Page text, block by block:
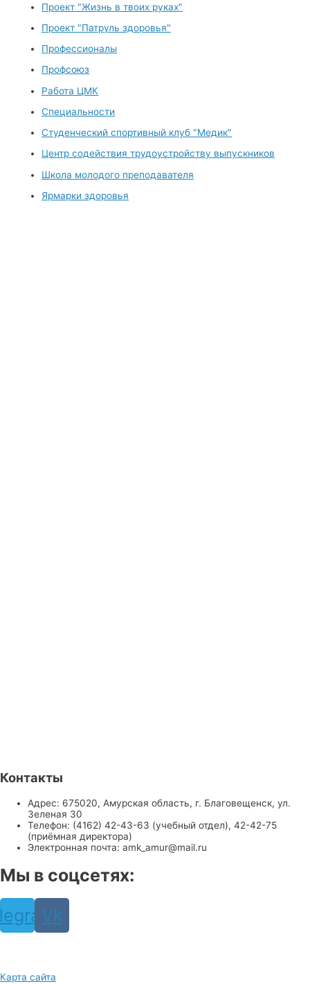
Проект "Жизнь в твоих руках"
Проект "Патруль здоровья"
Профессионалы
Профсоюз
Работа ЦМК
Специальности
Студенческий спортивный клуб "Медик"
Центр содействия трудоустройству выпускников
Школа молодого преподавателя
Ярмарки здоровья
Контакты
Адрес: 675020, Амурская область, г. Благовещенск, ул.
Зеленая 30
Телефон: (4162) 42-43-63 (учебный отдел), 42-42-75
(приёмная директора)
Электронная почта: amk_amur@mail.ru
Мы в соцсетях:
Vk
Карта сайта